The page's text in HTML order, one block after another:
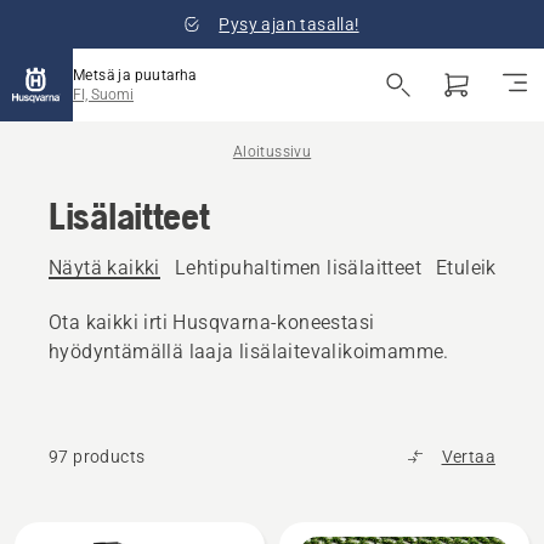
Pysy ajan tasalla!
Metsä ja puutarha
FI, Suomi
Aloitussivu
Lisälaitteet
Näytä kaikki Lehtipuhaltimen lisälaitteet
Ota kaikki irti Husqvarna-koneestasi
hyödyntämällä laaja lisälaitevalikoimamme.
97 products Vertaa